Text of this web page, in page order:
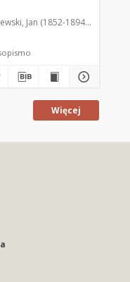
Jan (1852-1894). Red.
Więcej